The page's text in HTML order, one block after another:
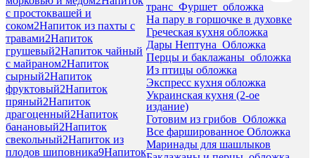
с простоквашей и
соком2Напиток из пахты с
травами2Напиток
грушевый2Напиток чайный
с майраном2Напиток
сырный2Напиток
фруктовый2Напиток
пряный2Напиток
драгоценный2Напиток
банановый2Напиток
свекольный2Напиток из
плодов шиповника9Напиток
транс_Фуршет_обложка
На пару в горшочке в духовке
Греческая кухня обложка
Дары Нептуна_Обложка
Перцы и баклажаны_обложка
Из птицы обложка
Экспресс кухня обложка
Украинская кухня (2-ое
издание)
Готовим из грибов_Обложка
Все фаршированное Обложка
Маринады для шашлыков